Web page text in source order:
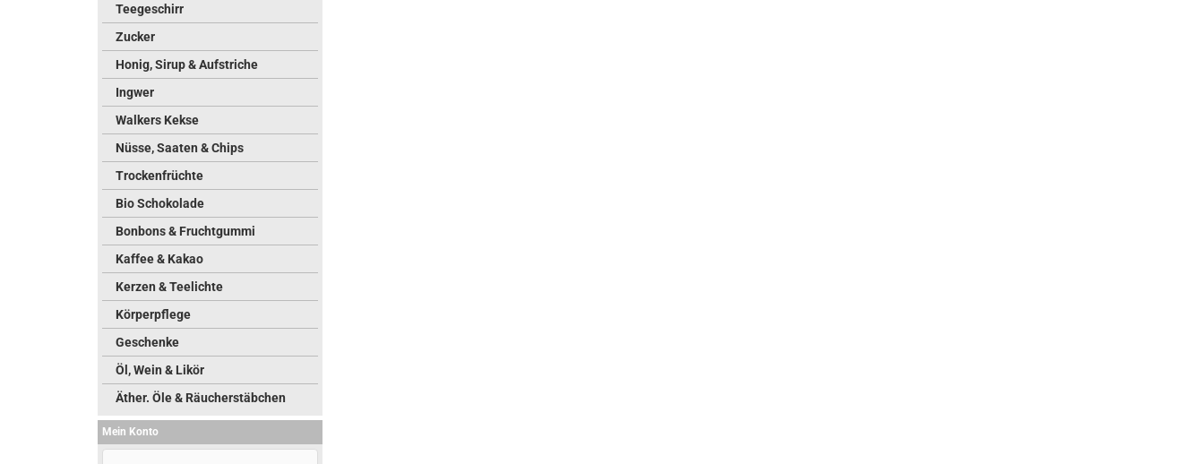
Teegeschirr
Zucker
Honig, Sirup & Aufstriche
Ingwer
Walkers Kekse
Nüsse, Saaten & Chips
Trockenfrüchte
Bio Schokolade
Bonbons & Fruchtgummi
Kaffee & Kakao
Kerzen & Teelichte
Körperpflege
Geschenke
Öl, Wein & Likör
Äther. Öle & Räucherstäbchen
Mein Konto